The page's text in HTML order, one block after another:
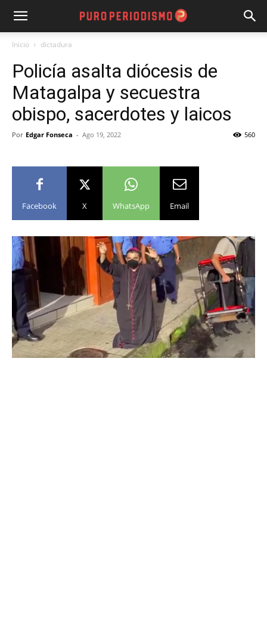
Inicio dictadura
Policía asalta diócesis de
Matagalpa y secuestra
obispo, sacerdotes y laicos
Por Edgar Fonseca - Ago 19, 2022 560
Facebook X WhatsApp Email